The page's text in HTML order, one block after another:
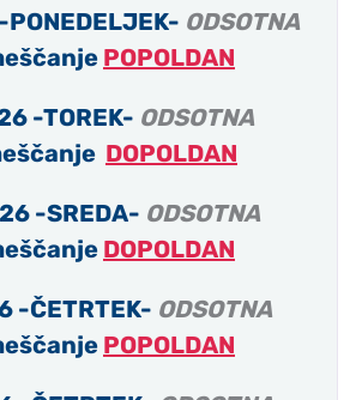
ODSOTNA
POPOLDAN
-TOREK- ODSOTNA
DOPOLDAN
-SREDA- ODSOTNA
DOPOLDAN
-ČETRTEK- ODSOTNA
POPOLDAN